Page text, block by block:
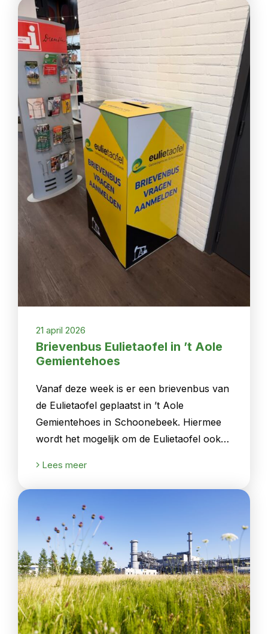
21 april 2026
Brievenbus Eulietaofel in ’t Aole
Gemientehoes
Vanaf deze week is er een brievenbus van
de Eulietaofel geplaatst in ’t Aole
Gemientehoes in Schoonebeek. Hiermee
wordt het mogelijk om de Eulietaofel ook…
Lees meer